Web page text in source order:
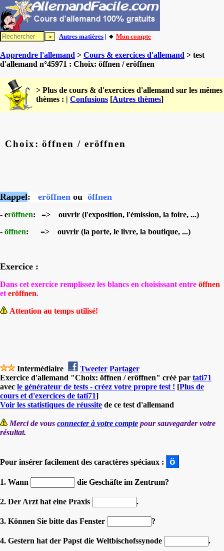
Autres matières | 🔸 Mon compte
Apprendre l'allemand > Cours & exercices d'allemand > test
d'allemand n°45971 : Choix: öffnen / eröffnen
> Plus de cours & d'exercices d'allemand sur les mêmes
thèmes : | Confusions [Autres thèmes]
Choix: öffnen / eröffnen
Rappel: eröffnen ou öffnen
- eröffnen: => ouvrir (l'exposition, l'émission, la foire, ...)
- öffnen: => ouvrir (la porte, le livre, la boutique, ...)
Exercice :
Dans cet exercice remplissez les blancs en choisissant entre öffnen
et eröffnen.
Attention au temps utilisé!
Intermédiaire Tweeter Partager
Exercice d'allemand "Choix: öffnen / eröffnen" créé par tati71
avec le générateur de tests - créez votre propre test ! [Plus de
cours et d'exercices de tati71]
Voir les statistiques de réussite de ce test d'allemand
Merci de vous connecter à votre compte pour sauvegarder votre
résultat.
Pour insérer facilement des caractères spéciaux :
1. Wann die Geschäfte im Zentrum?
2. Der Arzt hat eine Praxis .
3. Können Sie bitte das Fenster ?
4. Gestern hat der Papst die Weltbischofssynode .